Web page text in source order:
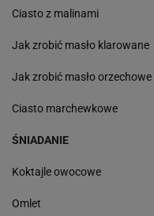
Ciasto z malinami
Jak zrobić masło klarowane
Jak zrobić masło orzechowe
Ciasto marchewkowe
ŚNIADANIE
Koktajle owocowe
Omlet